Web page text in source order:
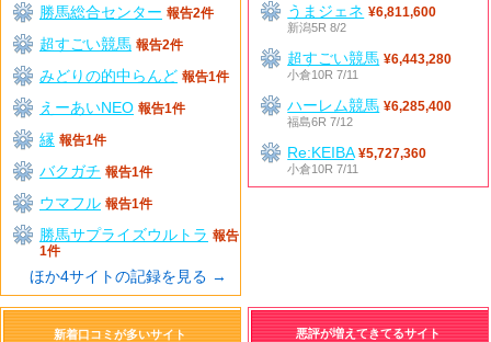
勝馬総合センター 報告2件
超すごい競馬 報告2件
みどりの的中らんど 報告1件
えーあいNEO 報告1件
縁 報告1件
バクガチ 報告1件
ウマフル 報告1件
勝馬サプライズウルトラ 報告
1件
ほか4サイトの記録を見る →
うまジェネ ¥6,811,600
新潟5R 8/2
超すごい競馬 ¥6,443,280
小倉10R 7/11
ハーレム競馬 ¥6,285,400
福島6R 7/12
Re:KEIBA ¥5,727,360
小倉10R 7/11
新着口コミが多いサイト 悪評が増えてきてるサイト